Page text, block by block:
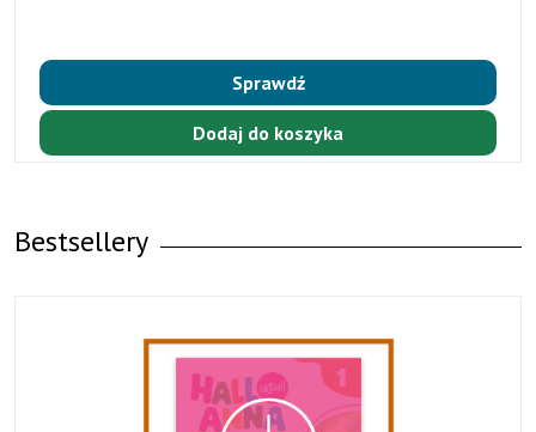
Sprawdź
Dodaj do koszyka
Bestsellery